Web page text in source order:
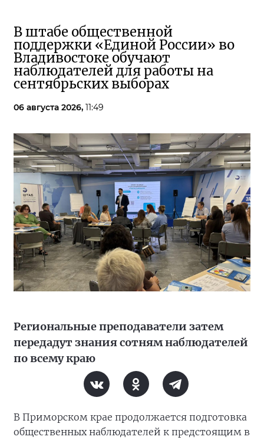
В штабе общественной
поддержки «Единой России» во
Владивостоке обучают
наблюдателей для работы на
сентябрьских выборах
06 августа 2026, 11:49
Региональные преподаватели затем
передадут знания сотням наблюдателей
по всему краю
В Приморском крае продолжается подготовка
общественных наблюдателей к предстоящим в